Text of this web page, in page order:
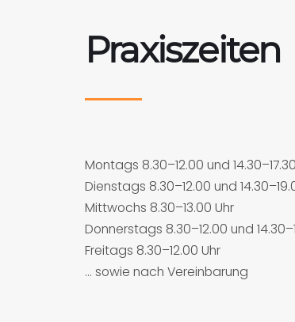
Praxiszeiten
Montags 8.30–12.00 und
Dienstags 8.30–12.00 und
Mittwochs 8.30–13.00 Uhr
Donnerstags 8.30–12.00 und
Freitags 8.30–12.00 Uhr
… sowie nach Vereinbarung